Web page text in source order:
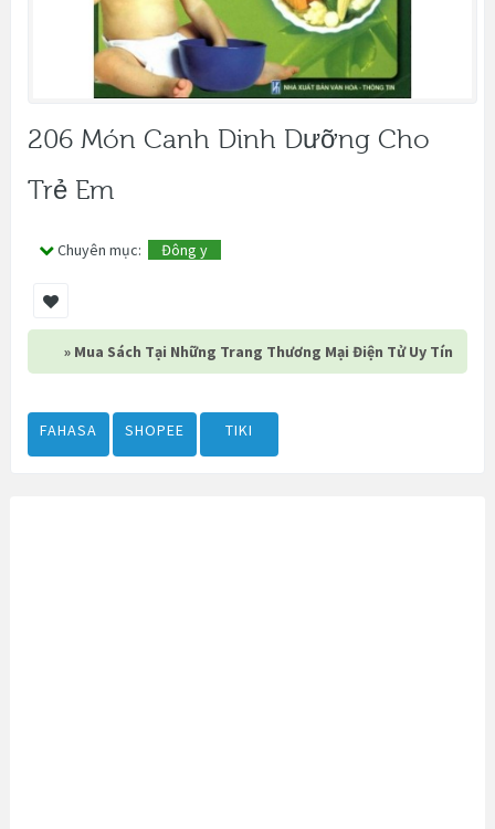
206 Món Canh Dinh Dưỡng Cho
Trẻ Em
Chuyên mục: Đông y
» Mua Sách Tại Những Trang Thương Mại Điện Tử Uy Tín
FAHASA SHOPEE TIKI